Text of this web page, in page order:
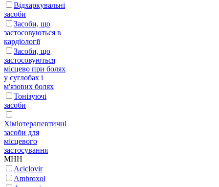
Відхаркувальні
засоби
Засоби, що
застосовуються в
кардіології
Засоби, що
застосовуються
місцево при болях
у суглобах і
м'язових болях
Тонізуючі
засоби
Хіміотерапевтичні
засоби для
місцевого
застосування
МНН
Aciclovir
Ambroxol